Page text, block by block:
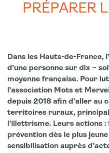
PRÉPARER
Dans les Hauts-de-France,
d’une personne sur dix –
moyenne française. Pour
l’association Mots et
depuis 2018 afin d’aller au
territoires ruraux,
l’illettrisme. Leurs actions
prévention dès le plus
sensibilisation auprès